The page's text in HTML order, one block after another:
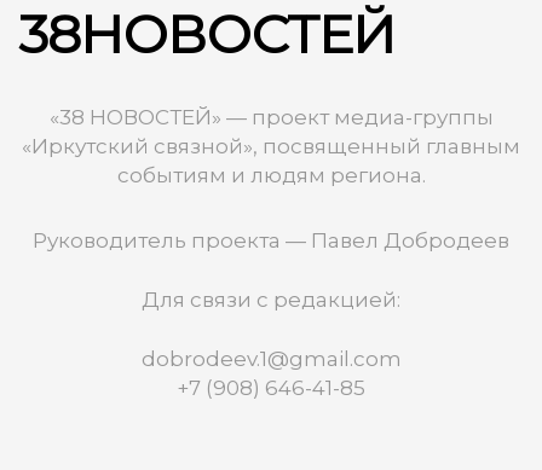
38НОВОСТЕЙ
«38 НОВОСТЕЙ» — проект медиа-группы
«Иркутский связной», посвященный главным
событиям и людям региона.
Руководитель проекта — Павел Добродеев
Для связи с редакцией:
dobrodeev.1@gmail.com
+7 (908) 646-41-85